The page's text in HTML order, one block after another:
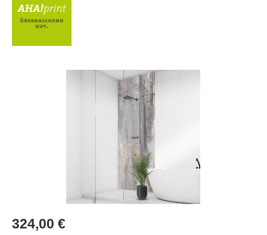
Regulärer Preis:
324,00 €